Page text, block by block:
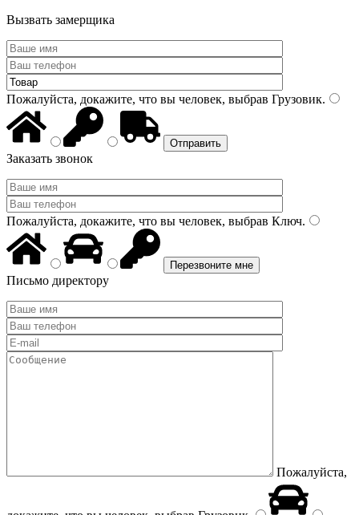
Вызвать замерщика
Пожалуйста, докажите, что вы человек, выбрав Грузовик.
Заказать звонок
Пожалуйста, докажите, что вы человек, выбрав Ключ.
Письмо директору
Пожалуйста,